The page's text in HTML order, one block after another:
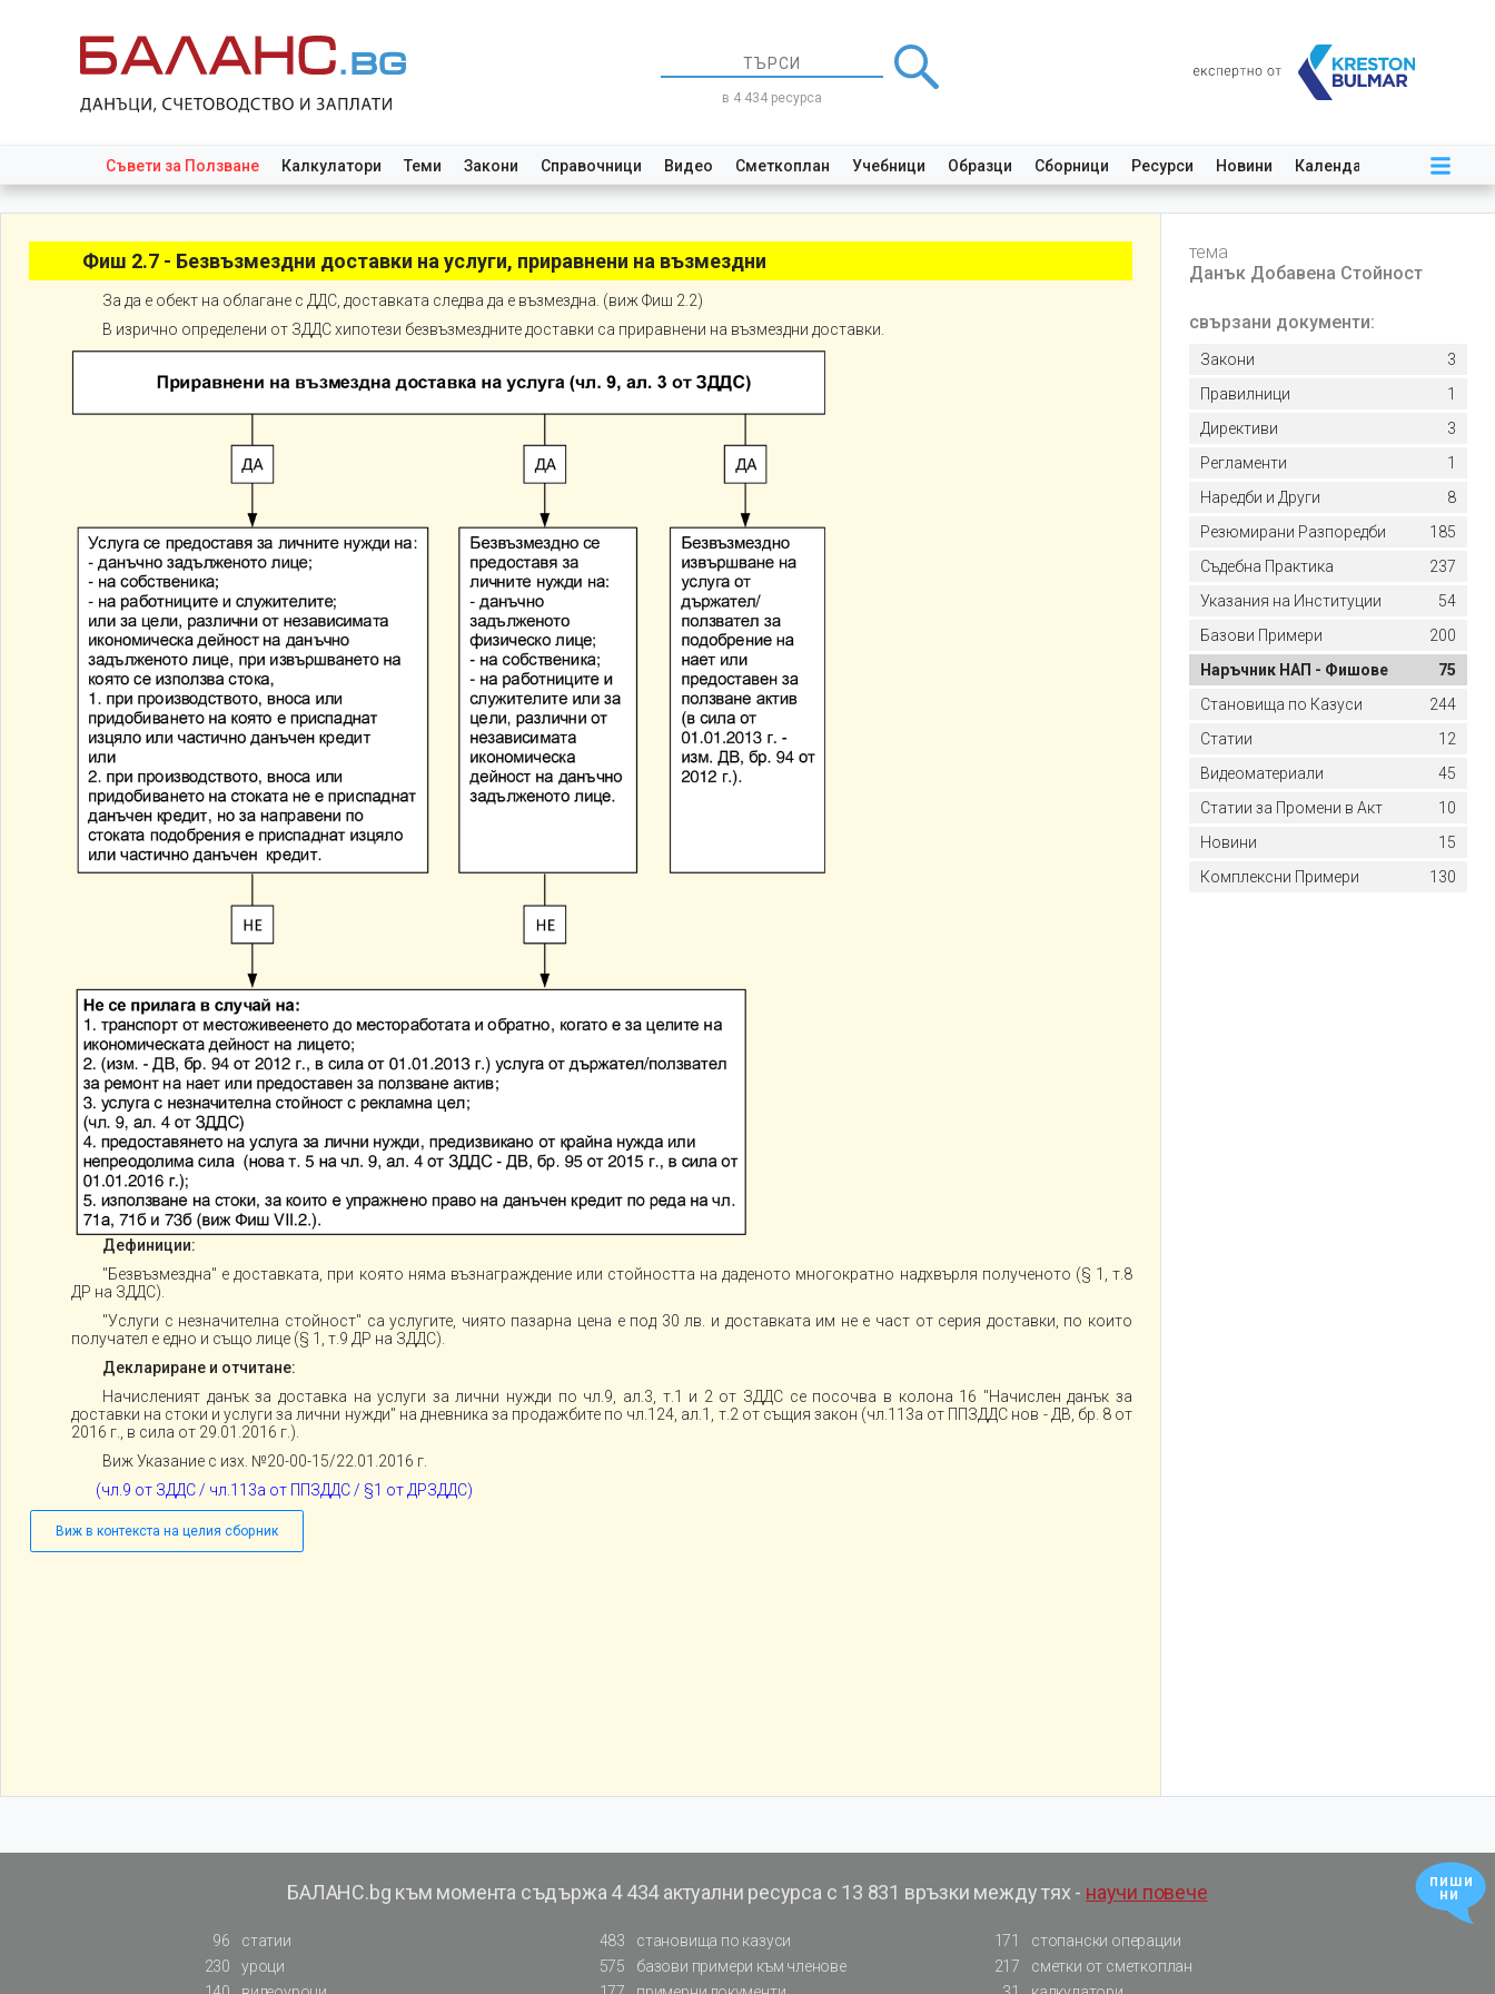
в 4 434 ресурса
Съвети за Ползване Калкулатори Теми Закони Справочници Видео Сметкоплан Учебници Образци Сборници Ресурси Новини Календар
Фиш 2.7 - Безвъзмездни доставки на услуги, приравнени на възмездни
За да е обект на облагане с ДДС, доставката следва да е възмездна. (виж Фиш 2.2)
В изрично определени от ЗДДС хипотези безвъзмездните доставки са приравнени на възмездни доставки.
Дефиниции:
"Безвъзмездна" е доставката, при която няма възнаграждение или стойността на даденото многократно надхвърля полученото (§ 1, т.8
ДР на ЗДДС).
"Услуги с незначителна стойност" са услугите, чиято пазарна цена е под 30 лв. и доставката им не е част от серия доставки, по които
получател е едно и също лице (§ 1, т.9 ДР на ЗДДС).
Деклариране и отчитане:
Начисленият данък за доставка на услуги за лични нужди по чл.9, ал.3, т.1 и 2 от ЗДДС се посочва в колона 16 "Начислен данък за
доставки на стоки и услуги за лични нужди" на дневника за продажбите по чл.124, ал.1, т.2 от същия закон (чл.113а от ППЗДДС нов - ДВ, бр. 8 от
2016 г., в сила от 29.01.2016 г.).
Виж Указание с изх. №20-00-15/22.01.2016 г.
(чл.9 от ЗДДС / чл.113а от ППЗДДС / §1 от ДРЗДДС)
Виж в контекста на целия сборник
тема
Данък Добавена Стойност
свързани документи:
Закони
3
Правилници
1
Директиви
3
Регламенти
1
Наредби и Други
8
Резюмирани Разпоредби
185
Съдебна Практика
237
Указания на Институции
54
Базови Примери
200
Наръчник НАП - Фишове
75
Становища по Казуси
244
Статии
12
Видеоматериали
45
Статии за Промени в Акт
10
Новини
15
Комплексни Примери
130
БАЛАНС.bg към момента съдържа 4 434 актуални ресурса с 13 831 връзки между тях - научи повече
96 статии 483 становища по казуси 171
стопански операции
230
уроци 575 базови примери към членове 217
сметки от сметкоплан
пиши
ни